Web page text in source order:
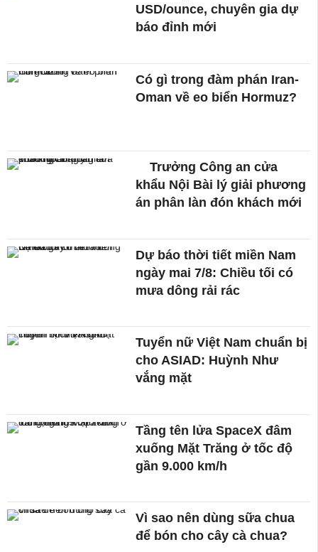
USD/ounce, chuyên gia dự
báo đỉnh mới
Có gì trong đàm phán Iran-
Oman về eo biển Hormuz?
Trưởng Công an cửa
khẩu Nội Bài lý giải phương
án phân làn đón khách mới
Dự báo thời tiết miền Nam
ngày mai 7/8: Chiều tối có
mưa dông rải rác
Tuyển nữ Việt Nam chuẩn bị
cho ASIAD: Huỳnh Như
vắng mặt
Tầng tên lửa SpaceX đâm
xuống Mặt Trăng ở tốc độ
gần 9.000 km/h
Vì sao nên dùng sữa chua
để bón cho cây cà chua?